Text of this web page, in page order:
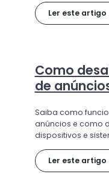
Ler este artigo
Como
de
Saiba como
anúncios e como
dispositivos e
Ler este artigo